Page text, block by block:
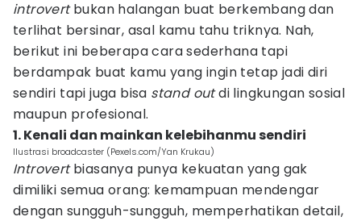
introvertbukan halangan buat berkembang dan
terlihat bersinar, asal kamu tahu triknya. Nah,
berikut ini beberapa cara sederhana tapi
berdampak buat kamu yang ingin tetap jadi diri
sendiri tapi juga bisa stand outdi lingkungan sosial
maupun profesional.
1. Kenali dan mainkan kelebihanmu sendiri
Ilustrasi broadcaster (Pexels.com/Yan Krukau)
Introvertbiasanya punya kekuatan yang gak
dimiliki semua orang: kemampuan mendengar
dengan sungguh-sungguh, memperhatikan detail,